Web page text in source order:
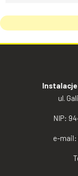
ul.
NIP:
e-mail: